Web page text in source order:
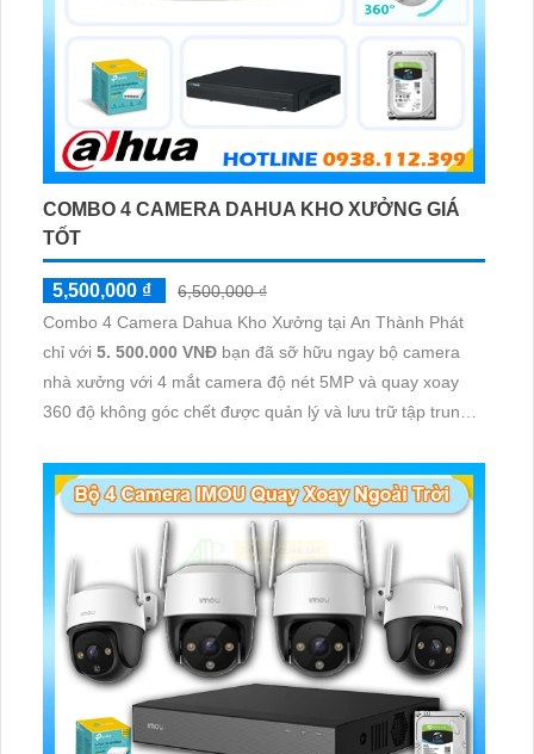
COMBO 4 CAMERA DAHUA KHO XƯỞNG GIÁ
TỐT
5,500,000 ₫
6,500,000 ₫
Combo 4 Camera Dahua Kho Xưởng tại An Thành Phát
chỉ với 5. 500.000 VNĐ bạn đã sỡ hữu ngay bộ camera
nhà xưởng với 4 mắt camera độ nét 5MP và quay xoay
360 độ không góc chết được quản lý và lưu trữ tập trung